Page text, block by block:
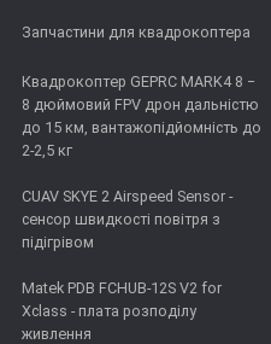
Запчастини для квадрокоптера
Квадрокоптер GEPRC MARK4 8 −
8 дюймовий FPV дрон дальністю
до 15 км, вантажопідйомність до
2-2,5 кг
CUAV SKYE 2 Airspeed Sensor -
сенсор швидкості повітря з
підігрівом
Matek PDB FCHUB-12S V2 for
Xclass - плата розподілу
живлення